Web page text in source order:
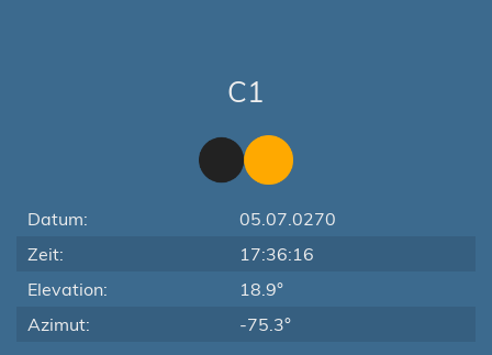
C1
Datum:
05.07.0270
Zeit:
17:36:16
Elevation:
18.9°
Azimut:
-75.3°